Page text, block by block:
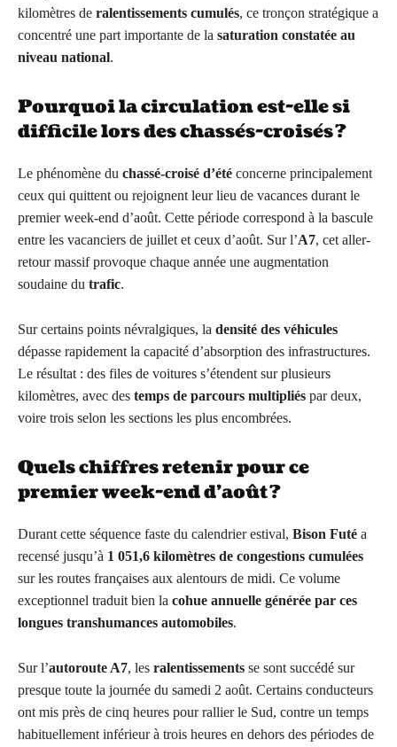
kilomètres de ralentissements cumulés, ce tronçon stratégique a
concentré une part importante de la saturation constatée au
niveau national.
Pourquoi la circulation est-elle si
difficile lors des chassés-croisés ?
Le phénomène du chassé-croisé d’été concerne principalement
ceux qui quittent ou rejoignent leur lieu de vacances durant le
premier week-end d’août. Cette période correspond à la bascule
entre les vacanciers de juillet et ceux d’août. Sur l’A7, cet aller-
retour massif provoque chaque année une augmentation
soudaine du trafic.
Sur certains points névralgiques, la densité des véhicules
dépasse rapidement la capacité d’absorption des infrastructures.
Le résultat : des files de voitures s’étendent sur plusieurs
kilomètres, avec des temps de parcours multipliés par deux,
voire trois selon les sections les plus encombrées.
Quels chiffres retenir pour ce
premier week-end d’août ?
Durant cette séquence faste du calendrier estival, Bison Futé a
recensé jusqu’à 1 051,6 kilomètres de congestions cumulées
sur les routes françaises aux alentours de midi. Ce volume
exceptionnel traduit bien la cohue annuelle générée par ces
longues transhumances automobiles.
Sur l’autoroute A7, les ralentissements se sont succédé sur
presque toute la journée du samedi 2 août. Certains conducteurs
ont mis près de cinq heures pour rallier le Sud, contre un temps
habituellement inférieur à trois heures en dehors des périodes de